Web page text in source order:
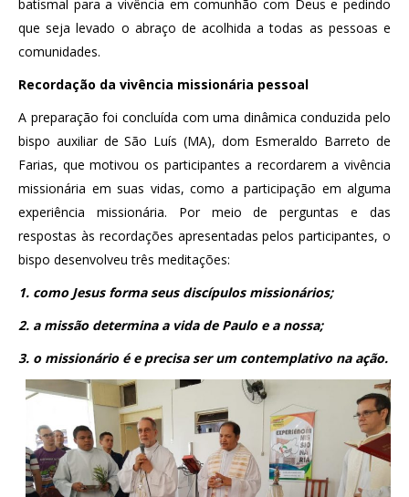
batismal para a vivência em comunhão com Deus e pedindo
que seja levado o abraço de acolhida a todas as pessoas e
comunidades.
Recordação da vivência missionária pessoal
A preparação foi concluída com uma dinâmica conduzida pelo
bispo auxiliar de São Luís (MA), dom Esmeraldo Barreto de
Farias, que motivou os participantes a recordarem a vivência
missionária em suas vidas, como a participação em alguma
experiência missionária. Por meio de perguntas e das
respostas às recordações apresentadas pelos participantes, o
bispo desenvolveu três meditações:
1. como Jesus forma seus discípulos missionários;
2. a missão determina a vida de Paulo e a nossa;
3. o missionário é e precisa ser um contemplativo na ação.